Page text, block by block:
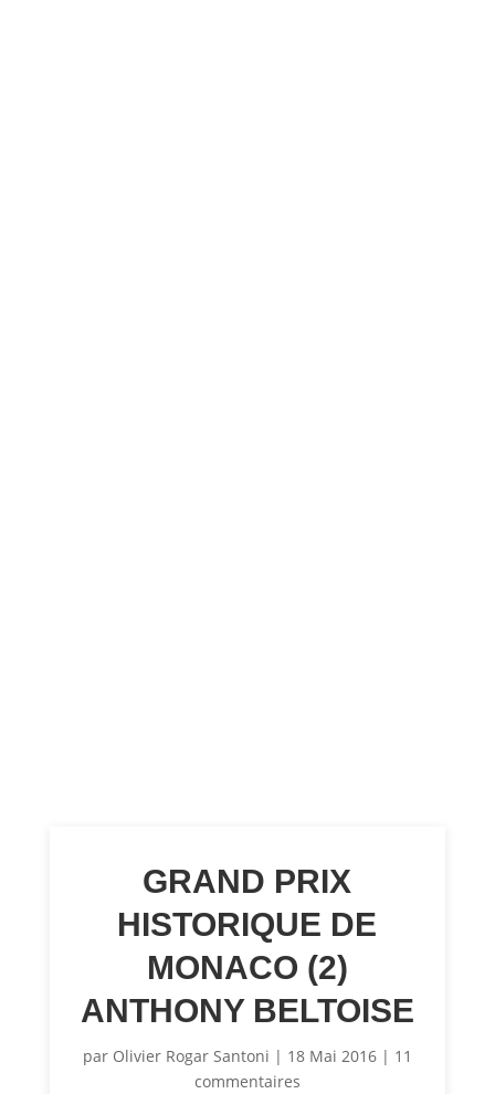
GRAND PRIX
HISTORIQUE DE
MONACO (2)
ANTHONY BELTOISE
par Olivier Rogar Santoni | 18 Mai 2016| 11
commentaires